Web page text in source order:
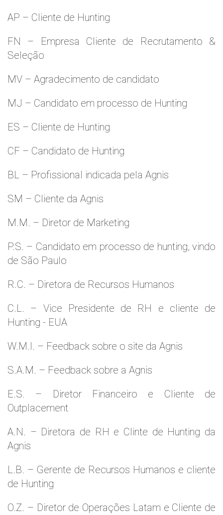
AP – Cliente de Hunting
FN – Empresa Cliente de Recrutamento &
Seleção
MV – Agradecimento de candidato
MJ – Candidato em processo de Hunting
ES – Cliente de Hunting
CF – Candidato de Hunting
BL – Profissional indicada pela Agnis
SM – Cliente da Agnis
M.M. – Diretor de Marketing
P.S. – Candidato em processo de hunting, vindo
de São Paulo
R.C. – Diretora de Recursos Humanos
C.L. – Vice Presidente de RH e cliente de
Hunting - EUA
W.M.l. – Feedback sobre o site da Agnis
S.A.M. – Feedback sobre a Agnis
E.S. – Diretor Financeiro e Cliente de
Outplacement
A.N. – Diretora de RH e Clinte de Hunting da
Agnis
L.B. – Gerente de Recursos Humanos e cliente
de Hunting
O.Z. – Diretor de Operações Latam e Cliente de